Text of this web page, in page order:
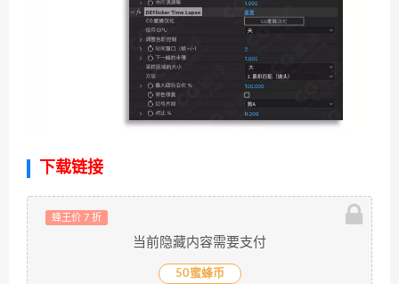
下载链接
蜂王价 7 折
当前隐藏内容需要支付
50蜜蜂币